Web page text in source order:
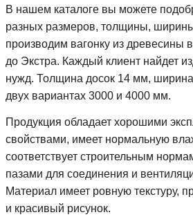
В нашем каталоге вы можете
разных размеров, толщины,
производим вагонку из древесины
до Экстра. Каждый клиент найдет
нужд. Толщина досок 14 мм,
двух вариантах 3000 и 4000 мм.
Продукция обладает хорошими
свойствами, имеет нормальную
соответствует строительным
пазами для соединения и
Материал имеет ровную текстуру,
и красивый рисунок.